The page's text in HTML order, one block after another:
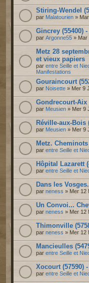
Stiring-Wendel
par Malatourien »
Gincrey (55400)
par Argonne55 » Mar
Metz 28
et vieux papiers
par entre Seille et
Manifestations
Gouraincourt
par Noisette » Mer 9
Gondrecourt-Aix
par Meusien » Mer 9
Réville-aux-Bois
par Meusien » Mer 9
Metz.
par entre Seille et
Hôpital Lazarett
par entre Seille et
Dans les
par neness » Mer 12
Un Convoi...
par neness » Mer 12
Thimonville
par neness » Mer 12
Mancieulles
par entre Seille et
Xocourt (57590)
par entre Seille et